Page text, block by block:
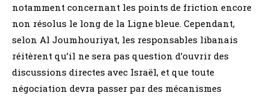
notamment concernant les points de friction encore
non résolus le long de la Ligne bleue. Cependant,
selon Al Joumhouriyat, les responsables libanais
réitèrent qu’il ne sera pas question d’ouvrir des
discussions directes avec Israël, et que toute
négociation devra passer par des mécanismes